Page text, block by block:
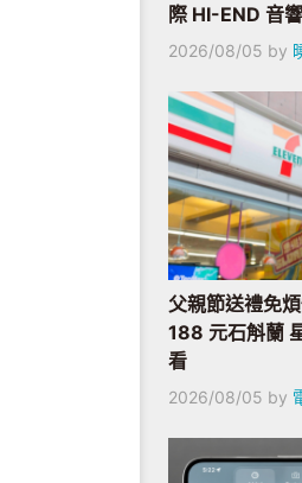
際 HI-END 音
2026/08/05 by
父親節送禮免
188 元石斛蘭
看
2026/08/05 by